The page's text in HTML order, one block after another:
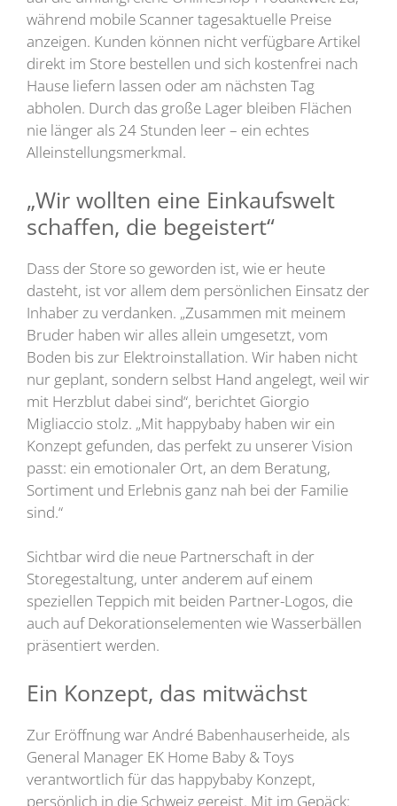
während mobile Scanner tagesaktuelle Preise
anzeigen. Kunden können nicht verfügbare Artikel
direkt im Store bestellen und sich kostenfrei nach
Hause liefern lassen oder am nächsten Tag
abholen. Durch das große Lager bleiben Flächen
nie länger als 24 Stunden leer – ein echtes
Alleinstellungsmerkmal.
„Wir wollten eine Einkaufswelt
schaffen, die begeistert“
Dass der Store so geworden ist, wie er heute
dasteht, ist vor allem dem persönlichen Einsatz der
Inhaber zu verdanken. „Zusammen mit meinem
Bruder haben wir alles allein umgesetzt, vom
Boden bis zur Elektroinstallation. Wir haben nicht
nur geplant, sondern selbst Hand angelegt, weil wir
mit Herzblut dabei sind“, berichtet Giorgio
Migliaccio stolz. „Mit happybaby haben wir ein
Konzept gefunden, das perfekt zu unserer Vision
passt: ein emotionaler Ort, an dem Beratung,
Sortiment und Erlebnis ganz nah bei der Familie
sind.“
Sichtbar wird die neue Partnerschaft in der
Storegestaltung, unter anderem auf einem
speziellen Teppich mit beiden Partner-Logos, die
auch auf Dekorationselementen wie Wasserbällen
präsentiert werden.
Ein Konzept, das mitwächst
Zur Eröffnung war André Babenhauserheide, als
General Manager EK Home Baby & Toys
verantwortlich für das happybaby Konzept,
persönlich in die Schweiz gereist. Mit im Gepäck: